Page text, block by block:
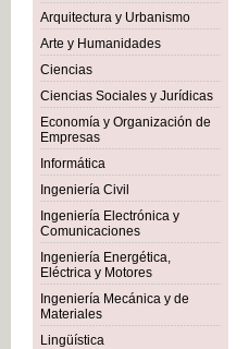
Arquitectura y Urbanismo
Arte y Humanidades
Ciencias
Ciencias Sociales y Jurídicas
Economía y Organización de
Empresas
Informática
Ingeniería Civil
Ingeniería Electrónica y
Comunicaciones
Ingeniería Energética,
Eléctrica y Motores
Ingeniería Mecánica y de
Materiales
Lingüística